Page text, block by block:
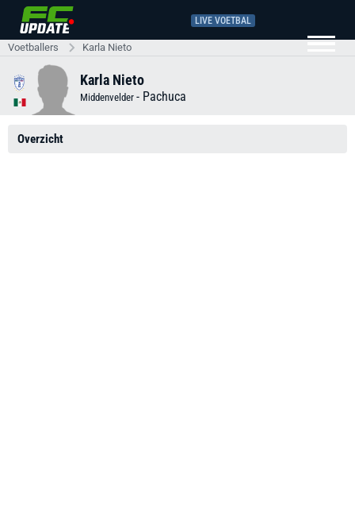
LIVE VOETBAL
Voetballers Karla Nieto
Karla Nieto
Middenvelder - Pachuca
Overzicht